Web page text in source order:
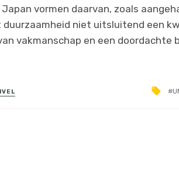
vormen daarvan, zoals
duurzaamheid niet uitsluitend een
vakmanschap en een doordachte